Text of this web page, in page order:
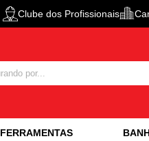
Clube dos Profissionais
FERRAMENTAS